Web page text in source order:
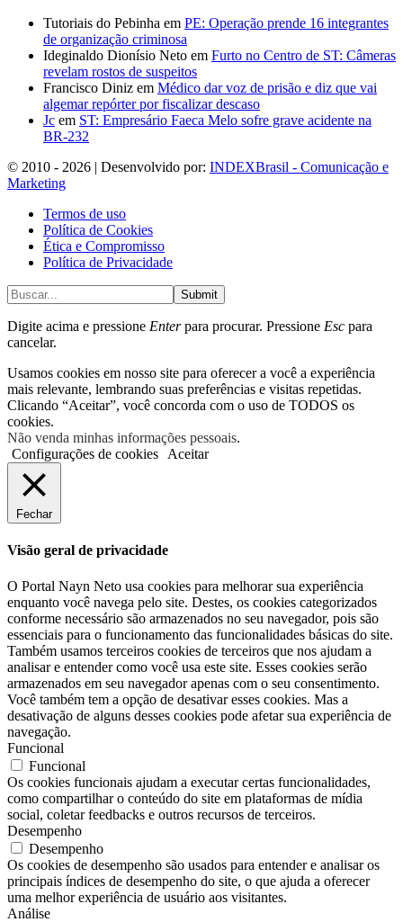
Tutoriais do Pebinha em PE: Operação prende 16 integrantes
de organização criminosa
Ideginaldo Dionísio Neto em Furto no Centro de ST: Câmeras
revelam rostos de suspeitos
Francisco Diniz em Médico dar voz de prisão e diz que vai
algemar repórter por fiscalizar descaso
Jc em ST: Empresário Faeca Melo sofre grave acidente na
BR-232
© 2010 - 2026 | Desenvolvido por: INDEXBrasil - Comunicação e
Marketing
Termos de uso
Política de Cookies
Ética e Compromisso
Política de Privacidade
Submit
Digite acima e pressione Enterpara procurar. Pressione Esc para
cancelar.
Usamos cookies em nosso site para oferecer a você a experiência
mais relevante, lembrando suas preferências e visitas repetidas.
Clicando “Aceitar”, você concorda com o uso de TODOS os
cookies.
Não venda minhas informações pessoais.
Configurações de cookies
Aceitar
Fechar
Visão geral de privacidade
O Portal Nayn Neto usa cookies para melhorar sua experiência
enquanto você navega pelo site. Destes, os cookies categorizados
conforme necessário são armazenados no seu navegador, pois são
essenciais para o funcionamento das funcionalidades básicas do site.
Também usamos terceiros cookies de terceiros que nos ajudam a
analisar e entender como você usa este site. Esses cookies serão
armazenados em seu navegador apenas com o seu consentimento.
Você também tem a opção de desativar esses cookies. Mas a
desativação de alguns desses cookies pode afetar sua experiência de
navegação.
Funcional
Funcional
Os cookies funcionais ajudam a executar certas funcionalidades,
como compartilhar o conteúdo do site em plataformas de mídia
social, coletar feedbacks e outros recursos de terceiros.
Desempenho
Desempenho
Os cookies de desempenho são usados ​​para entender e analisar os
principais índices de desempenho do site, o que ajuda a oferecer
uma melhor experiência de usuário aos visitantes.
Análise